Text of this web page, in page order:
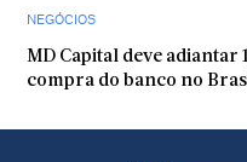
NEGÓCIOS
MD Capital deve adiantar
compra do banco no